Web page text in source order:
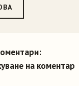
на коментар